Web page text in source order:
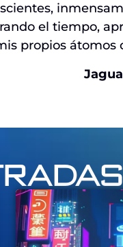
el tiempo,
propios